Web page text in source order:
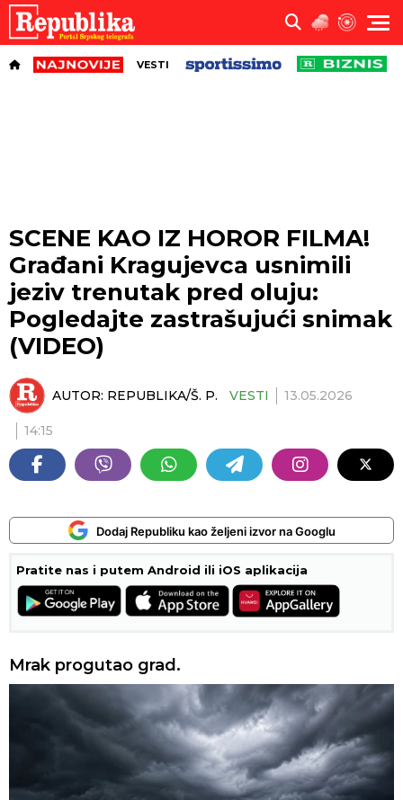
VESTI
SCENE KAO IZ HOROR FILMA!
Građani Kragujevca usnimili
jeziv trenutak pred oluju:
Pogledajte zastrašujući snimak
(VIDEO)
AUTOR: REPUBLIKA/Š. P. VESTI 13.05.2026
14:15
Dodaj Republiku kao željeni izvor na Googlu
Pratite nas i putem Android ili iOS aplikacija
Mrak progutao grad.